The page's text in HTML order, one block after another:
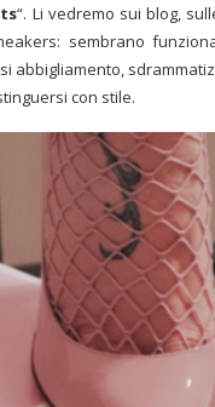
“. Li vedremo sui blog,
sembrano
abbigliamento,
con stile.